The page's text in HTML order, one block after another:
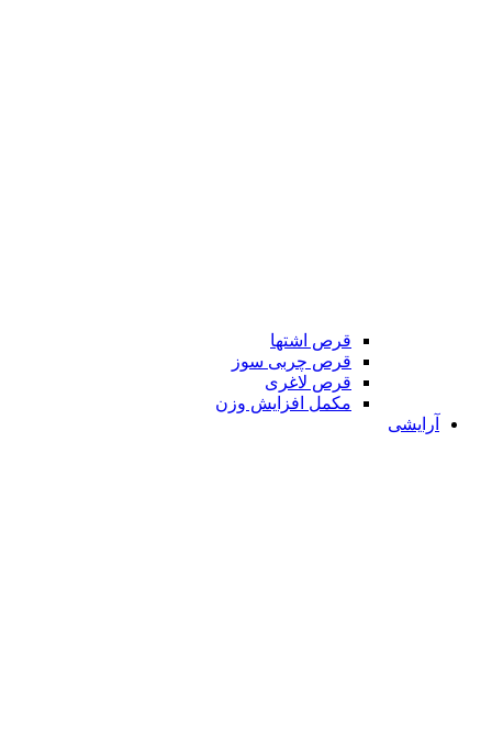
قرص اشتها
قرص چربی سوز
قرص لاغری
مکمل افزایش وزن
آرایشی